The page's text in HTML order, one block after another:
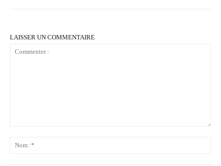
LAISSER UN COMMENTAIRE